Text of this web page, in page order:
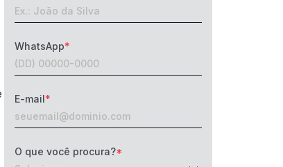
WhatsApp
E-mail
O que você procura?